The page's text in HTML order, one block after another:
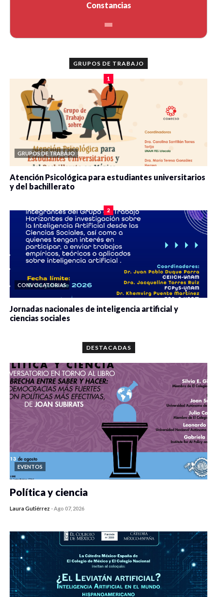
Constancias
GRUPOS DE TRABAJO
1
GRUPOS DE TRABAJO
Atención Psicológica para estudiantes universitarios
y del bachillerato
2
CONVOCATORIAS
Jornadas nacionales de inteligencia artificial y
ciencias sociales
DESTACADAS
EVENTOS
Política y ciencia
Laura Gutiérrez -Ago 07, 2026